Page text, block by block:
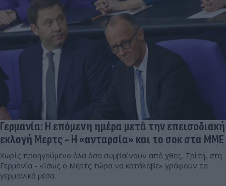
Γερμανία: Η επόμενη ημέρα μετά την επεισοδιακή
εκλογή Μερτς - Η «ανταρσία» και το σοκ στα ΜΜΕ
Χωρίς προηγούμενο όλα όσα συμβαίνουν από χθες, Τρίτη, στη
Γερμανία - «Ίσως ο Μερτς τώρα να κατάλαβε» γράφουν τα
γερμανικά μέσα.